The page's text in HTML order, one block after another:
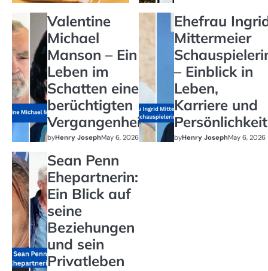
Valentine
Michael
Manson – Ein
Leben im
Schatten einer
berüchtigten
Vergangenheit
byHenry JosephMay 6, 2026
Ehefrau
Mittermeier
– Einblick in
Leben,
Karriere und
Persönlichkeit
byHenry JosephMay 6, 2026
Sean Penn
Ehepartnerin:
Ein Blick auf
seine
Beziehungen
und sein
Privatleben